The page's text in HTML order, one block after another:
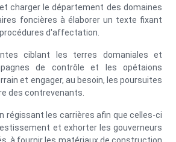
charger le département des domaines
foncières à élaborer un texte fixant
d'affectation.
ciblant les terres domaniales et
de contrôle et les opétaions
et engager, au besoin, les poursuites
des contrevenants.
régissant les carrières afin que celles-ci
et exhorter les gouverneurs